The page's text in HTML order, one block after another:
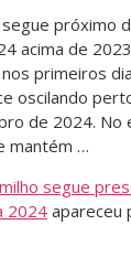
próximo
acima de
primeiros
oscilando
de 2024. No
mantém …
segue
2024apareceu